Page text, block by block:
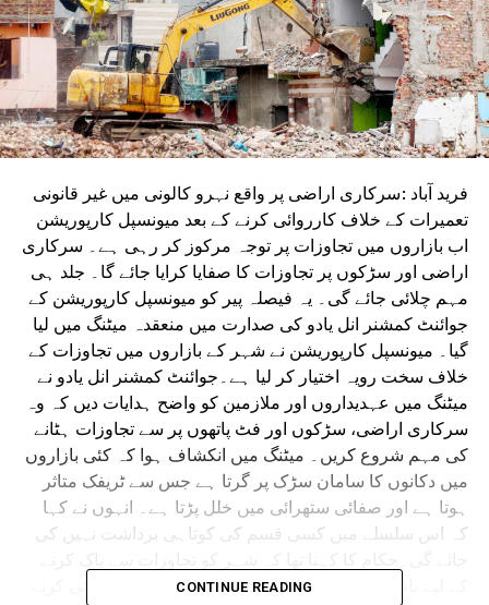
فرید آباد :سرکاری اراضی پر واقع نہرو کالونی میں غیر قانونی
تعمیرات کے خلاف کارروائی کرنے کے بعد میونسپل کارپوریشن
اب بازاروں میں تجاوزات پر توجہ مرکوز کر رہی ہے۔ سرکاری
اراضی اور سڑکوں پر تجاوزات کا صفایا کرایا جائے گا۔ جلد ہی
مہم چلائی جائے گی۔ یہ فیصلہ پیر کو میونسپل کارپوریشن کے
جوائنٹ کمشنر انل یادو کی صدارت میں منعقدہ میٹنگ میں لیا
گیا۔ میونسپل کارپوریشن نے شہر کے بازاروں میں تجاوزات کے
خلاف سخت رویہ اختیار کر لیا ہے۔جوائنٹ کمشنر انل یادو نے
میٹنگ میں عہدیداروں اور ملازمین کو واضح ہدایات دیں کہ وہ
سرکاری اراضی، سڑکوں اور فٹ پاتھوں پر سے تجاوزات ہٹانے
کی مہم شروع کریں۔ میٹنگ میں انکشاف ہوا کہ کئی بازاروں
میں دکانوں کا سامان سڑک پر گرتا ہے جس سے ٹریفک متاثر
ہوتا ہے اور صفائی ستھرائی میں خلل پڑتا ہے۔ انہوں نے کہا
کہ اس سلسلے میں کسی قسم کی کوتاہی برداشت نہیں کی
کے لیے باقاعدہ مہم چلائی جائے گی۔ کوئی بھی کارروائی کرنے
CONTINUE READING